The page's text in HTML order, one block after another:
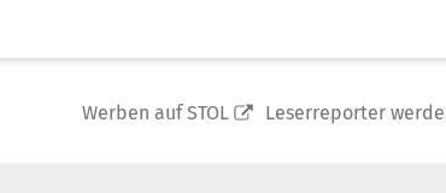
Werben auf STOL Leserreporter